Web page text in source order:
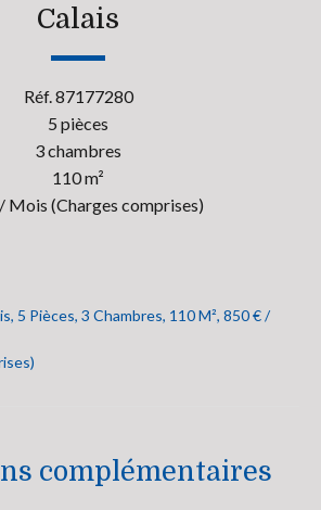
Calais
Réf. 87177280
5 pièces
3 chambres
110 m²
Mois (Charges comprises)
5 Pièces, 3 Chambres, 110 M², 850 € /
complémentaires